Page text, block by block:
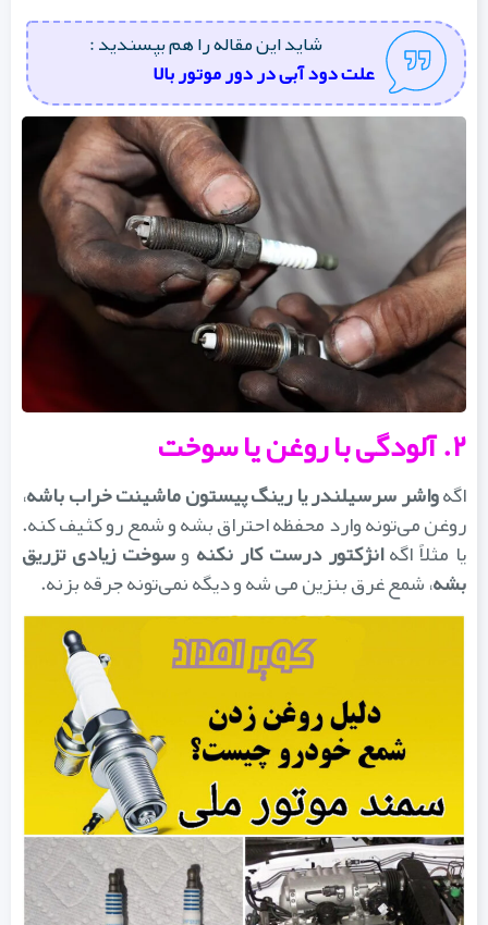
شاید این مقاله را هم بپسندید :
علت دود آبی در دور موتور بالا
اگهواشر سرسیلندر یا رینگ پیستون ماشینت خراب باشه،
روغن می‌تونه وارد محفظه احتراق بشه و شمع رو کثیف کنه.
یا مثلاً اگهانژکتور درست کار نکنهو سوخت زیادی تزریق
بشه، شمع غرق بنزین می‌ شه و دیگه نمی‌تونه جرقه بزنه.